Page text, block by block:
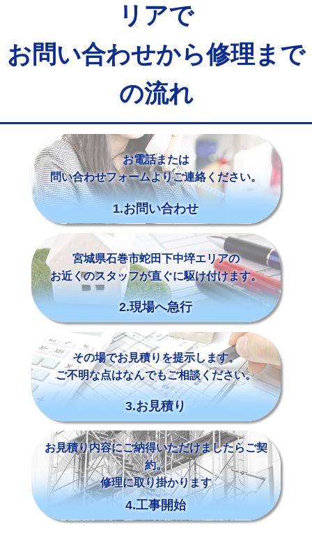
リアで
お問い合わせから修理まで
の流れ
お電話または
問い合わせフォームよりご連絡ください。
1.お問い合わせ
宮城県石巻市蛇田下中埣エリアの
お近くのスタッフが直ぐに駆け付けます。
2.現場へ急行
その場でお見積りを提示します。
ご不明な点はなんでもご相談ください。
3.お見積り
お見積り内容にご納得いただけましたらご契
約。
修理に取り掛かります
4.工事開始